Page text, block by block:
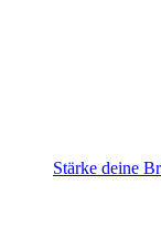
Stärke deine